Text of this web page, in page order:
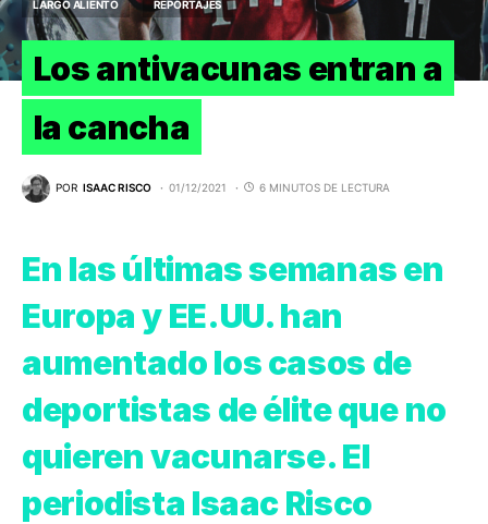
LARGO ALIENTO REPORTAJES
Los antivacunas entran a
la cancha
POR ISAAC RISCO 01/12/2021 6 MINUTOS DE LECTURA
En las últimas semanas en
Europa y EE.UU. han
aumentado los casos de
deportistas de élite que no
quieren vacunarse. El
periodista Isaac Risco